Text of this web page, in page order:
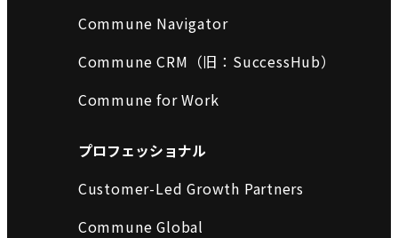
Commune Navigator
Commune CRM（旧：SuccessHub）
Commune for Work
プロフェッショナル
Customer-Led Growth Partners
Commune Global